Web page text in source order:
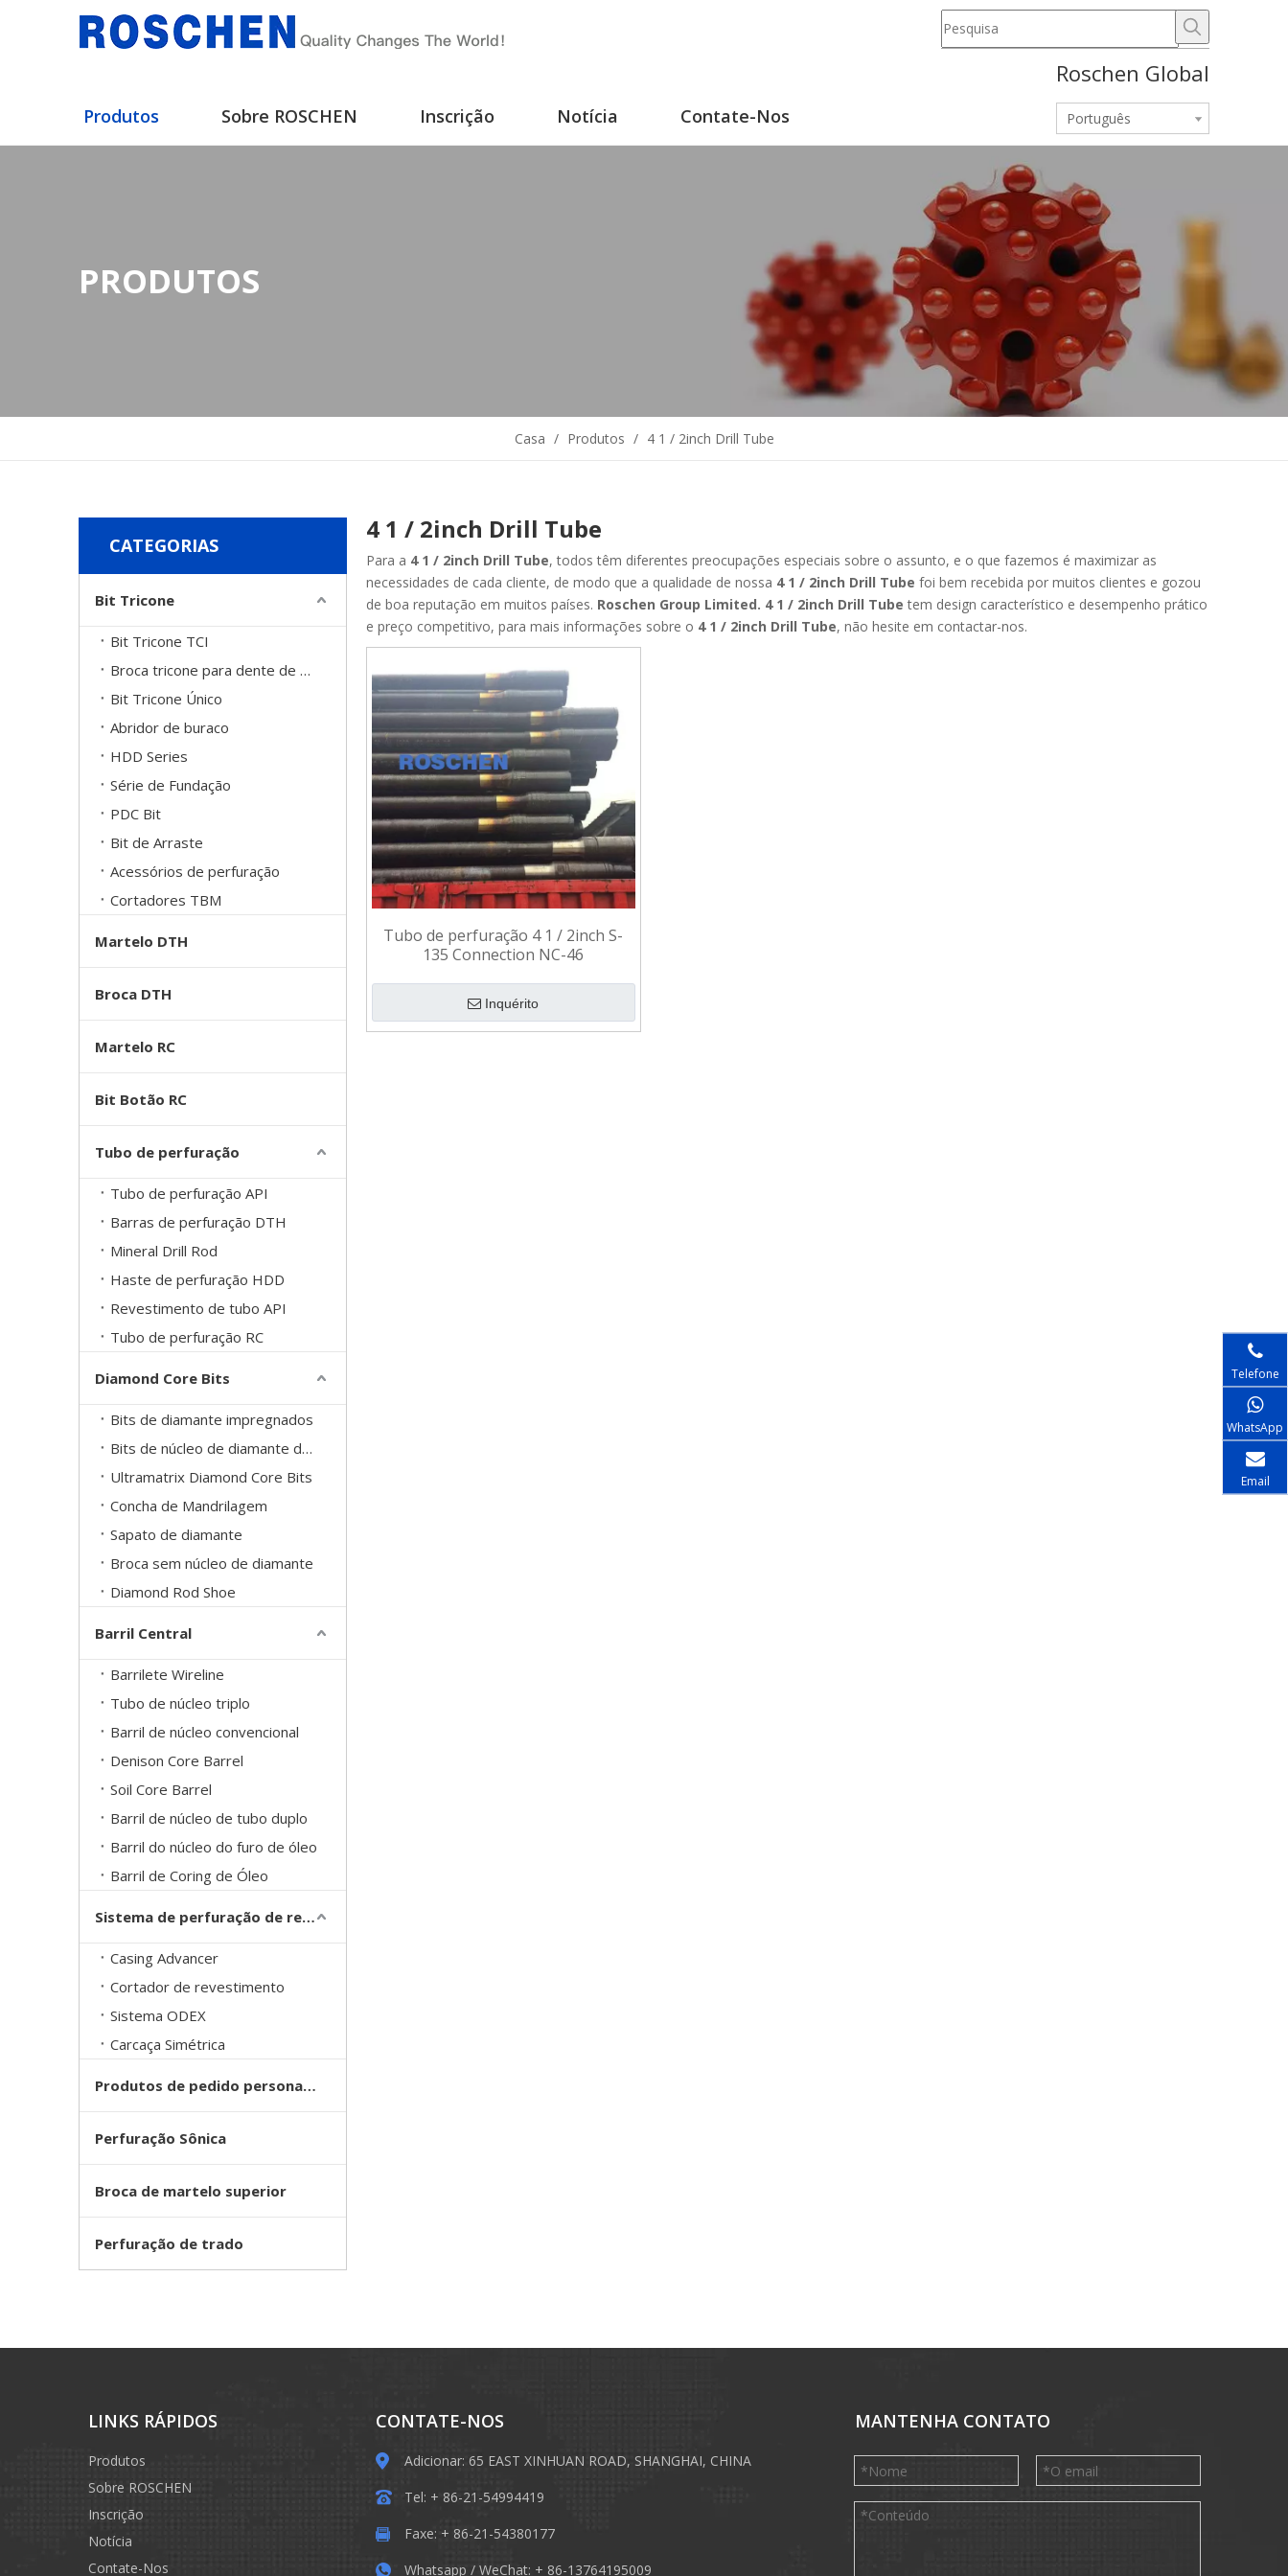
Roschen Global
Produtos Sobre ROSCHEN Inscrição Notícia Contate-Nos Português
PRODUTOS
Casa / Produtos / 4 1 / 2inch Drill Tube
CATEGORIAS
Bit Tricone
Bit Tricone TCI
Broca tricone para dente de moinho
Bit Tricone Único
Abridor de buraco
HDD Series
Série de Fundação
PDC Bit
Bit de Arraste
Acessórios de perfuração
Cortadores TBM
Martelo DTH
Broca DTH
Martelo RC
Bit Botão RC
Tubo de perfuração
Tubo de perfuração API
Barras de perfuração DTH
Mineral Drill Rod
Haste de perfuração HDD
Revestimento de tubo API
Tubo de perfuração RC
Diamond Core Bits
Bits de diamante impregnados
Bits de núcleo de diamante definidos para superfície
Ultramatrix Diamond Core Bits
Concha de Mandrilagem
Sapato de diamante
Broca sem núcleo de diamante
Diamond Rod Shoe
Barril Central
Barrilete Wireline
Tubo de núcleo triplo
Barril de núcleo convencional
Denison Core Barrel
Soil Core Barrel
Barril de núcleo de tubo duplo
Barril do núcleo do furo de óleo
Barril de Coring de Óleo
Sistema de perfuração de revestimento de sobrecarga
Casing Advancer
Cortador de revestimento
Sistema ODEX
Carcaça Simétrica
Produtos de pedido personalizado
Perfuração Sônica
Broca de martelo superior
Perfuração de trado
4 1 / 2inch Drill Tube
Para a 4 1 / 2inch Drill Tube, todos têm diferentes preocupações especiais sobre o assunto, e o que fazemos é maximizar as
necessidades de cada cliente, de modo que a qualidade de nossa 4 1 / 2inch Drill Tube foi bem recebida por muitos clientes e gozou
de boa reputação em muitos países. Roschen Group Limited. 4 1 / 2inch Drill Tube tem design característico e desempenho prático
e preço competitivo, para mais informações sobre o 4 1 / 2inch Drill Tube, não hesite em contactar-nos.
Tubo de perfuração 4 1 / 2inch S-
135 Connection NC-46
Inquérito
LINKS RÁPIDOS
Produtos
Sobre ROSCHEN
Inscrição
Notícia
Contate-Nos
CONTATE-NOS
Adicionar: 65 EAST XINHUAN ROAD, SHANGHAI, CHINA
Tel: + 86-21-54994419
Faxe: + 86-21-54380177
Whatsapp / WeChat: + 86-13764195009
MANTENHA CONTATO
Telefone
WhatsApp
Email